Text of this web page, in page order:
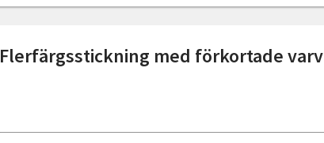
Flerfärgsstickning med förkortade varv